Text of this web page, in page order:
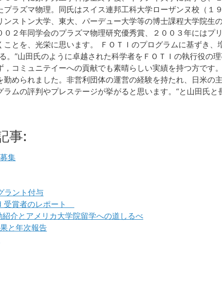
ラズマ物理。同氏はスイス連邦工科大学ローザンヌ校（１
ストン大学、東大、パーデュー大学等の博士課程大学院生
２年同学会のプラズマ物理研究優秀賞、２００３年にはプ
とを、光栄に思います。 ＦＯＴＩのプログラムに基ずき
。”山田氏のように卓越された科学者をＦＯＴＩの執行役の
コミュニテイーへの貢献でも素晴らしい実績を持つ方です
められました。非営利団体の運営の経験を持たれ、日米の
ムの評判やプレステージが挙がると思います。“と山田氏
事:
集
ラント付与
受賞者のレポート
介とアメリカ大学院留学への道しるべ
と年次報告